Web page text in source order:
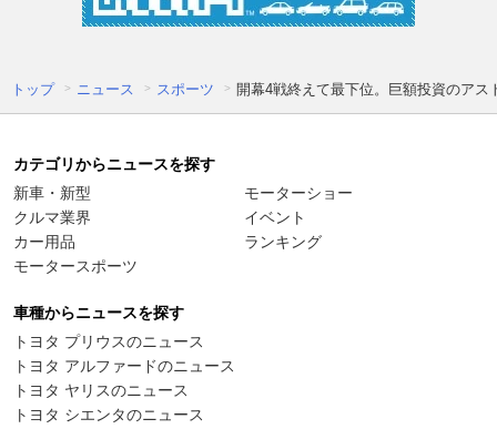
トップ ニュース スポーツ 開幕4戦終えて最下位。巨額投資のア
カテゴリからニュースを探す
新車・新型
クルマ業界
カー用品
モータースポーツ
モーターショー
イベント
ランキング
車種からニュースを探す
トヨタ プリウスのニュース
トヨタ アルファードのニュース
トヨタ ヤリスのニュース
トヨタ シエンタのニュース